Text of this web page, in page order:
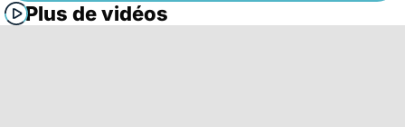
Plus de vidéos